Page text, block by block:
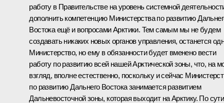
работу в Правительстве на уровень системной
дополнить компетенцию Министерства по развитию
Востока ещё и вопросами Арктики. Тем самым мы не будем
создавать никаких новых органов управления, останется
Министерство, но ему в обязанности будет вменено вести
работу по развитию всей нашей Арктической зоны, что, на
взгляд, вполне естественно, поскольку и сейчас
по развитию Дальнего Востока занимается развитием
Дальневосточной зоны, которая выходит на Арктику. По